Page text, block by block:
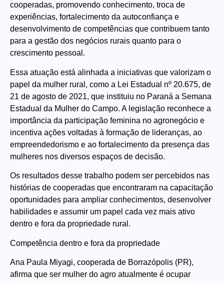
cooperadas, promovendo conhecimento, troca de
experiências, fortalecimento da autoconfiança e
desenvolvimento de competências que contribuem tanto
para a gestão dos negócios rurais quanto para o
crescimento pessoal.
Essa atuação está alinhada a iniciativas que valorizam o
papel da mulher rural, como a Lei Estadual nº 20.675, de
21 de agosto de 2021, que instituiu no Paraná a Semana
Estadual da Mulher do Campo. A legislação reconhece a
importância da participação feminina no agronegócio e
incentiva ações voltadas à formação de lideranças, ao
empreendedorismo e ao fortalecimento da presença das
mulheres nos diversos espaços de decisão.
Os resultados desse trabalho podem ser percebidos nas
histórias de cooperadas que encontraram na capacitação
oportunidades para ampliar conhecimentos, desenvolver
habilidades e assumir um papel cada vez mais ativo
dentro e fora da propriedade rural.
Competência dentro e fora da propriedade
Ana Paula Miyagi, cooperada de Borrazópolis (PR),
afirma que ser mulher do agro atualmente é ocupar